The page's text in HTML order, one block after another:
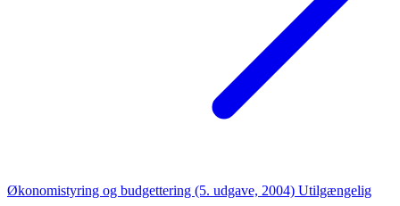
Økonomistyring og budgettering (5. udgave, 2004) Utilgængelig